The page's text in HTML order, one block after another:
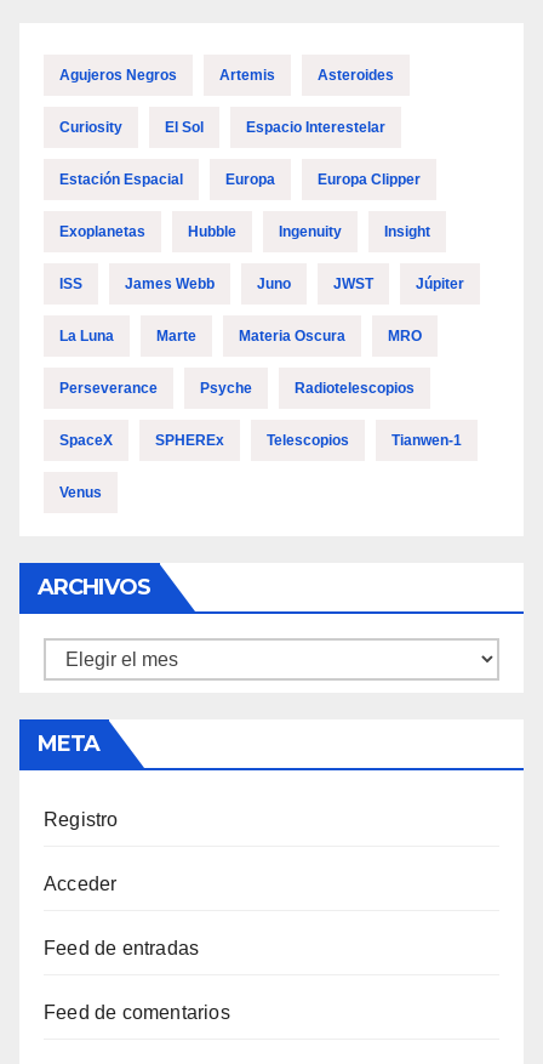
Agujeros Negros Artemis Asteroides
Curiosity El Sol Espacio Interestelar
Estación Espacial Europa Europa Clipper
Exoplanetas Hubble Ingenuity Insight
ISS James Webb Juno JWST Júpiter
La Luna Marte Materia Oscura MRO
Perseverance Psyche Radiotelescopios
SpaceX SPHEREx Telescopios Tianwen-1
Venus
ARCHIVOS
Archivos
META
Registro
Acceder
Feed de entradas
Feed de comentarios